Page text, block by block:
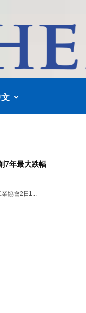
7年最大跌幅
協會2日1...